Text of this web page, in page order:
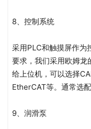
8、控制系统
采用PLC和触摸屏作为
要求，我们采用欧姆龙
给上位机，可以选择
EtherCAT等。通常选
9、润滑泵